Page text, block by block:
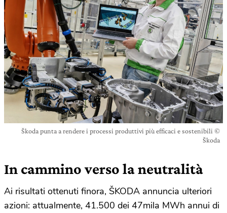
Škoda punta a rendere i processi produttivi più efficaci e sostenibili ©
Škoda
In cammino verso la neutralità
Ai risultati ottenuti finora, ŠKODA annuncia ulteriori
azioni: attualmente, 41.500 dei 47mila MWh annui di